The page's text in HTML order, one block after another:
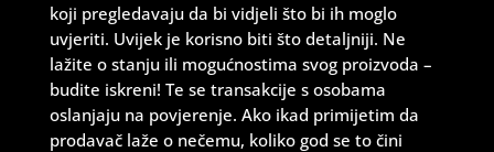
koji pregledavaju da bi vidjeli što bi ih moglo
uvjeriti. Uvijek je korisno biti što detaljniji. Ne
lažite o stanju ili mogućnostima svog proizvoda –
budite iskreni! Te se transakcije s osobama
oslanjaju na povjerenje. Ako ikad primijetim da
prodavač laže o nečemu, koliko god se to čini